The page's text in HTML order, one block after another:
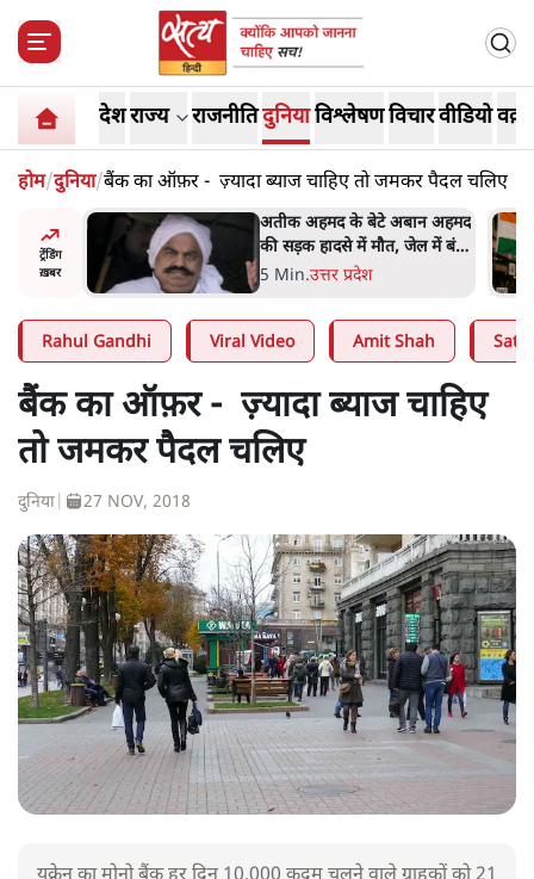
देशराज्य राजनीतिदुनियाविश्लेषणविचारवीडियो
होम/दुनिया/बैंक का ऑफ़र - ज़्यादा ब्याज चाहिए तो जमकर पैदल चलिए
ट्रेंडिंग
ख़बर
अहमद
में बंद
UPI पर प्रस्तावित शुल्क के पीछे
ट्रंप का दबाव? वीजा-मास्टरकार्ड
को फायदा पहुँचाने की चर्चा
6 Min.विश्लेषण
Rahul Gandhi Viral Video Amit Shah
बैंक का ऑफ़र - ज़्यादा ब्याज चाहिए
तो जमकर पैदल चलिए
दुनिया 27 NOV, 2018